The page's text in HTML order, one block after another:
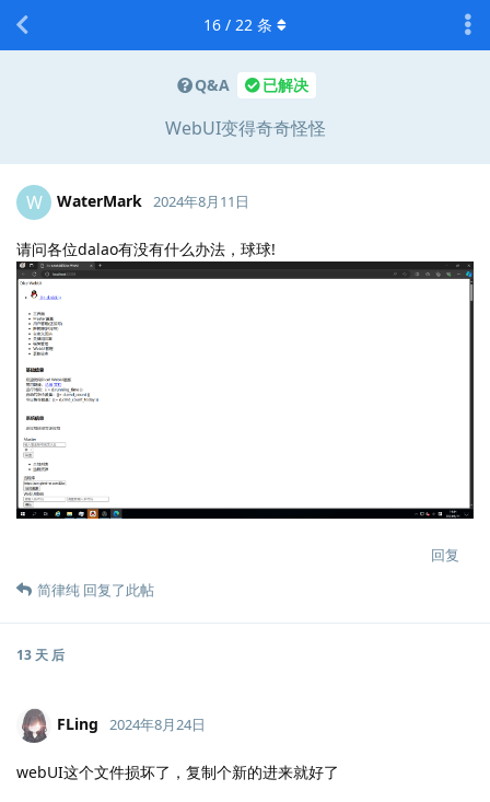
Q&A 已解决
WebUI变得奇奇怪怪
16 / 22 条
W WaterMark 2024年8月11日
请问各位dalao有没有什么办法，球球!
回复
简律纯 回复了此帖
13 天 后
FLing 2024年8月24日
webUI这个文件损坏了，复制个新的进来就好了